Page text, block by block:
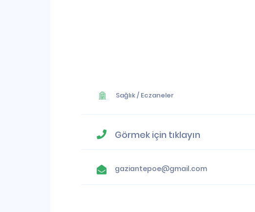
Sağlık/ Eczaneler
Görmek için tıklayın
gaziantepoe@gmail.com